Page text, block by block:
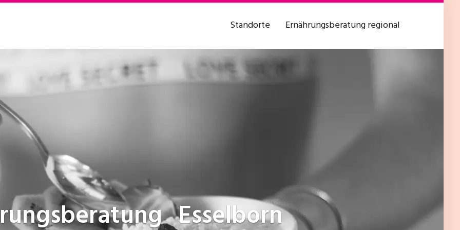
Standorte Ernährungsberatung regional
Esselborn